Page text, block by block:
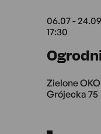
06.07 - 24.09
17:30
Zielone OKO
Grójecka 75